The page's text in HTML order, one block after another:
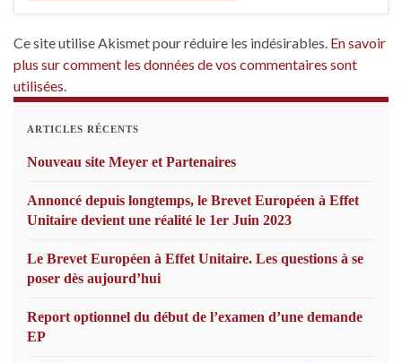
Ce site utilise Akismet pour réduire les indésirables. En savoir
plus sur comment les données de vos commentaires sont
utilisées.
ARTICLES RÉCENTS
Nouveau site Meyer et Partenaires
Annoncé depuis longtemps, le Brevet Européen à Effet
Unitaire devient une réalité le 1er Juin 2023
Le Brevet Européen à Effet Unitaire. Les questions à se
poser dès aujourd’hui
Report optionnel du début de l’examen d’une demande
EP